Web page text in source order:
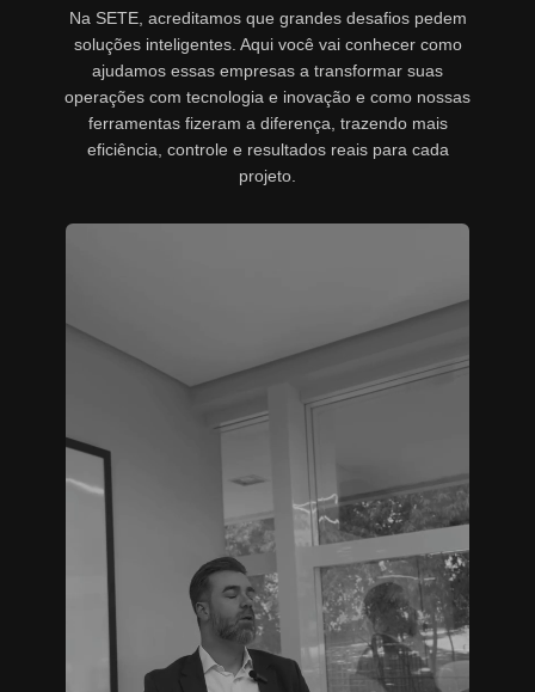
Na SETE, acreditamos que grandes desafios pedem
soluções inteligentes. Aqui você vai conhecer como
ajudamos essas empresas a transformar suas
operações com tecnologia e inovação e como nossas
ferramentas fizeram a diferença, trazendo mais
eficiência, controle e resultados reais para cada
projeto.